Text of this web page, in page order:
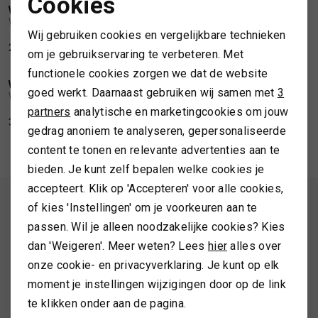
SPORTKLEDING
TASSEN
TOPS EN SHIRTS
TRUIEN
/2
WELLINGTON OF BILMORE
299,99 299,99
/2
NIEUW
WELLINGTON OF BILMORE
Wellington of Bilmore London
379,99
1 /2
Wellington of Bilmore London
ALTIJD ALS EERSTE OP DE HOOGTE ZIJN?
Schrijf je in en ontvang 10% korting op je 1e bestelling
Noodzakelijke cookies
Analytische cookies
Marketing cookies
Wij gebruiken cookies en vergelijkbare technieken
om je gebruikservaring te verbeteren. Met
functionele cookies zorgen we dat de website
goed werkt. Daarnaast gebruiken wij samen met 3
partners analytische en marketingcookies om jouw
gedrag anoniem te analyseren, gepersonaliseerde
content te tonen en relevante advertenties aan te
bieden. Je kunt zelf bepalen welke cookies je
accepteert. Klik op 'Accepteren' voor alle cookies,
of kies 'Instellingen' om je voorkeuren aan te
passen. Wil je alleen noodzakelijke cookies? Kies
dan 'Weigeren'. Meer weten? Lees hier alles over
onze cookie- en privacyverklaring. Je kunt op elk
moment je instellingen wijzigingen door op de link
te klikken onder aan de pagina.